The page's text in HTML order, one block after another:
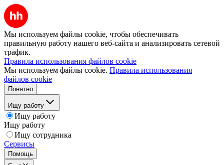
Мы используем файлы cookie, чтобы обеспечивать
правильную работу нашего веб-сайта и анализировать сетевой
трафик.
Правила использования файлов cookie
Мы используем файлы cookie. Правила использования
файлов cookie
Понятно
Ищу работу
Ищу работу
Ищу работу
Ищу сотрудника
Сервисы
Помощь